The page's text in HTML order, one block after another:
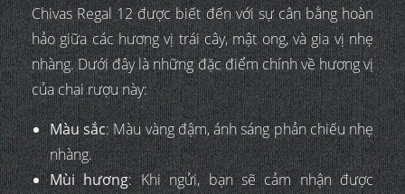
Chivas Regal 12 được biết đến với sự cân bằng hoàn
hảo giữa các hương vị trái cây, mật ong, và gia vị nhẹ
nhàng. Dưới đây là những đặc điểm chính về hương vị
của chai rượu này:
Màu sắc: Màu vàng đậm, ánh sáng phản chiếu nhẹ
nhàng.
Mùi hương: Khi ngửi, bạn sẽ cảm nhận được